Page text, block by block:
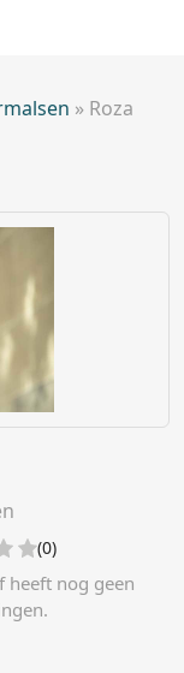
» Roza
(0)
heeft nog geen